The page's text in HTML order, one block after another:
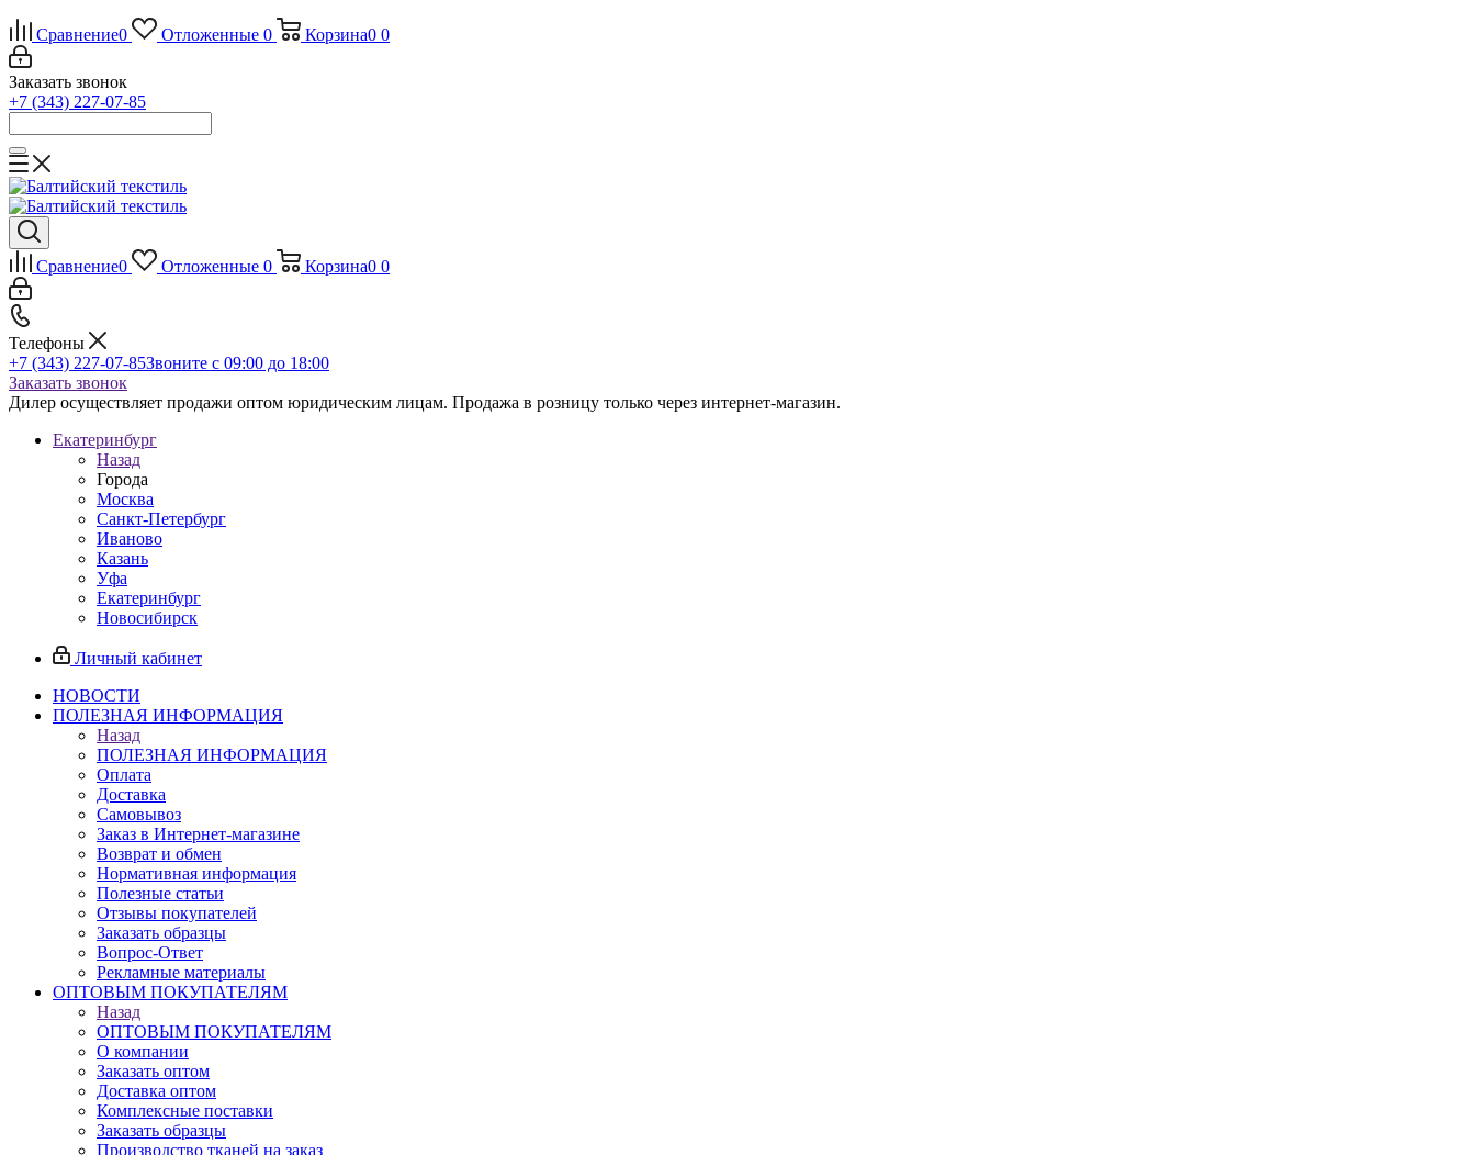
Сравнение0 Отложенные 0 Корзина0 0
Заказать звонок
+7 (343) 227-07-85
Сравнение0 Отложенные 0 Корзина0 0
Телефоны
+7 (343) 227-07-85Звоните с 09:00 до 18:00
Заказать звонок
Дилер осуществляет продажи оптом юридическим лицам. Продажа в розницу только через интернет-магазин.
Екатеринбург
Назад
Города
Москва
Санкт-Петербург
Иваново
Казань
Уфа
Екатеринбург
Новосибирск
Личный кабинет
НОВОСТИ
ПОЛЕЗНАЯ ИНФОРМАЦИЯ
Назад
ПОЛЕЗНАЯ ИНФОРМАЦИЯ
Оплата
Доставка
Самовывоз
Заказ в Интернет-магазине
Возврат и обмен
Нормативная информация
Полезные статьи
Отзывы покупателей
Заказать образцы
Вопрос-Ответ
Рекламные материалы
ОПТОВЫМ ПОКУПАТЕЛЯМ
Назад
ОПТОВЫМ ПОКУПАТЕЛЯМ
О компании
Заказать оптом
Доставка оптом
Комплексные поставки
Заказать образцы
Производство тканей на заказ